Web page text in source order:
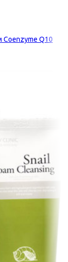
Coenzyme Q10